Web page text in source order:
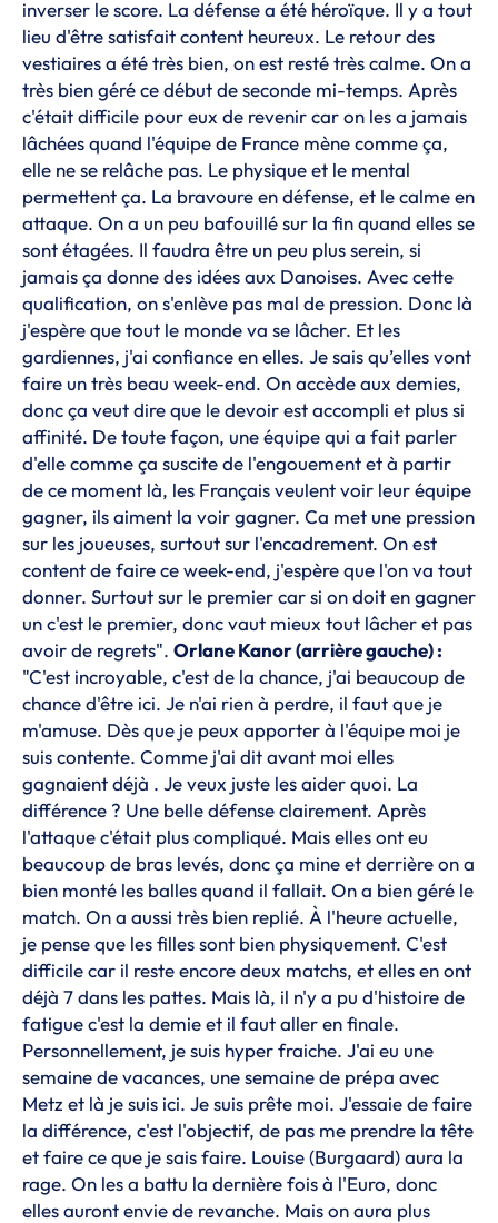
inverser le score. La défense a été héroïque. Il y a tout
lieu d'être satisfait content heureux. Le retour des
vestiaires a été très bien, on est resté très calme. On a
très bien géré ce début de seconde mi-temps. Après
c'était difficile pour eux de revenir car on les a jamais
lâchées quand l'équipe de France mène comme ça,
elle ne se relâche pas. Le physique et le mental
permettent ça. La bravoure en défense, et le calme en
attaque. On a un peu bafouillé sur la fin quand elles se
sont étagées. Il faudra être un peu plus serein, si
jamais ça donne des idées aux Danoises. Avec cette
qualification, on s'enlève pas mal de pression. Donc là
j'espère que tout le monde va se lâcher. Et les
gardiennes, j'ai confiance en elles. Je sais qu’elles vont
faire un très beau week-end. On accède aux demies,
donc ça veut dire que le devoir est accompli et plus si
affinité. De toute façon, une équipe qui a fait parler
d'elle comme ça suscite de l'engouement et à partir
de ce moment là, les Français veulent voir leur équipe
gagner, ils aiment la voir gagner. Ca met une pression
sur les joueuses, surtout sur l'encadrement. On est
content de faire ce week-end, j'espère que l'on va tout
donner. Surtout sur le premier car si on doit en gagner
un c'est le premier, donc vaut mieux tout lâcher et pas
avoir de regrets". Orlane Kanor (arrière gauche) :
"C'est incroyable, c'est de la chance, j'ai beaucoup de
chance d'être ici. Je n'ai rien à perdre, il faut que je
m'amuse. Dès que je peux apporter à l'équipe moi je
suis contente. Comme j'ai dit avant moi elles
gagnaient déjà . Je veux juste les aider quoi. La
différence ? Une belle défense clairement. Après
l'attaque c'était plus compliqué. Mais elles ont eu
beaucoup de bras levés, donc ça mine et derrière on a
bien monté les balles quand il fallait. On a bien géré le
match. On a aussi très bien replié. À l'heure actuelle,
je pense que les filles sont bien physiquement. C'est
difficile car il reste encore deux matchs, et elles en ont
déjà 7 dans les pattes. Mais là, il n'y a pu d'histoire de
fatigue c'est la demie et il faut aller en finale.
Personnellement, je suis hyper fraiche. J'ai eu une
semaine de vacances, une semaine de prépa avec
Metz et là je suis ici. Je suis prête moi. J'essaie de faire
la différence, c'est l'objectif, de pas me prendre la tête
et faire ce que je sais faire. Louise (Burgaard) aura la
rage. On les a battu la dernière fois à l'Euro, donc
elles auront envie de revanche. Mais on aura plus